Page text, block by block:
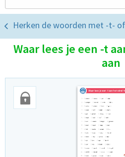
Herken de woorden met -t-
Waar lees je een -t
aan